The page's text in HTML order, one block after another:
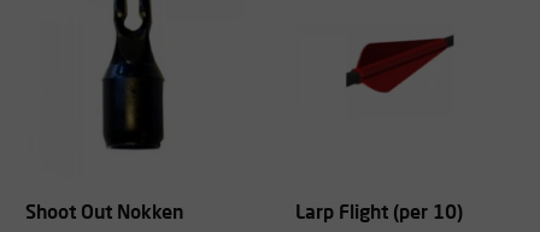
Shoot Out Nokken Larp Flight (per 10)